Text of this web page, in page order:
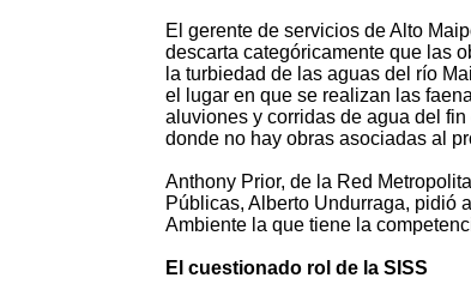
El gerente de servicios de Alto
descarta categóricamente que las
la turbiedad de las aguas del río
el lugar en que se realizan las
aluviones y corridas de agua del
donde no hay obras asociadas al
Anthony Prior, de la Red
Públicas, Alberto Undurraga, pidió
Ambiente la que tiene la
El cuestionado rol de la SISS